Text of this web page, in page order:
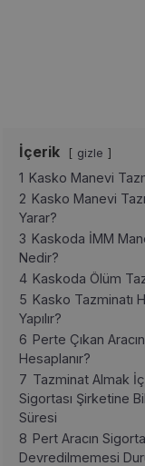
İçerik gizle
1 Kasko Manevi
2 Kasko Manevi
Yarar?
3 Kaskoda İMM
Nedir?
4 Kaskoda Ölüm
5 Kasko Tazminatı
Yapılır?
6 Perte Çıkan
Hesaplanır?
7 Tazminat Almak
Sigortası Şirketine
Süresi
8 Pert Aracın
Devredilmemesi